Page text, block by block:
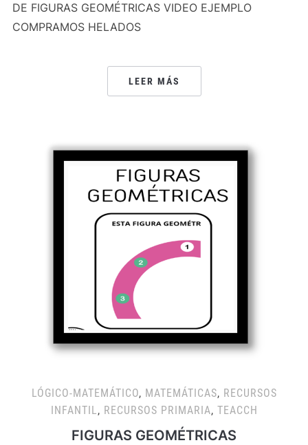
DE FIGURAS GEOMÉTRICAS VIDEO EJEMPLO
COMPRAMOS HELADOS
LEER MÁS
LÓGICO-MATEMÁTICO, MATEMÁTICAS, RECURSOS
INFANTIL, RECURSOS PRIMARIA, TEACCH
FIGURAS GEOMÉTRICAS